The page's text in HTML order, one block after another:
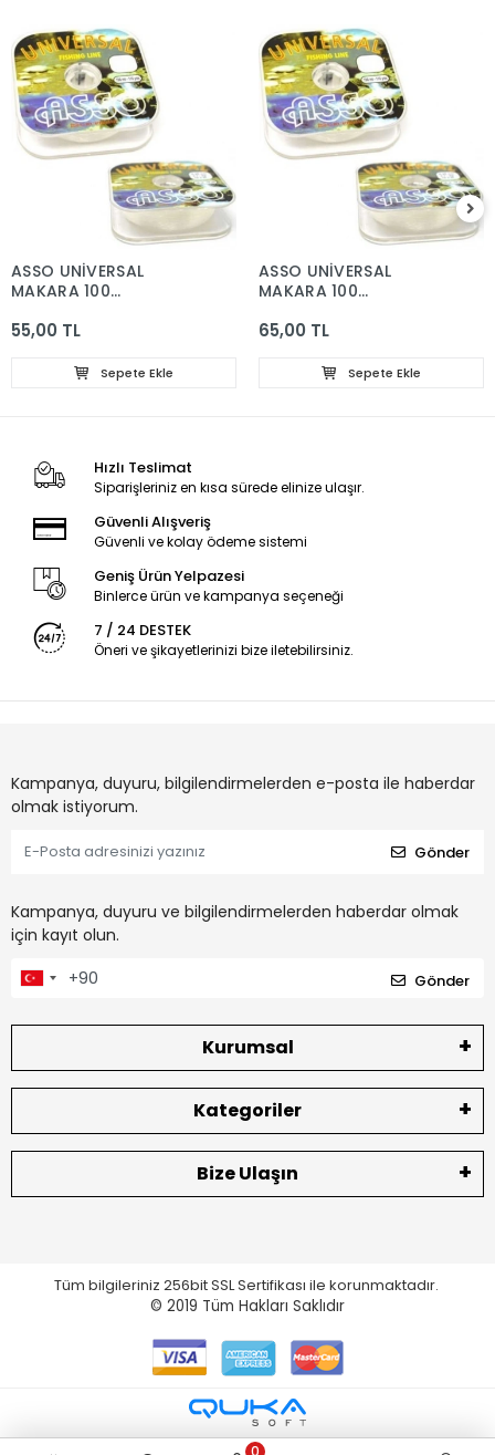
ASSO UNİVERSAL
MAKARA 100
55,00 TL
Sepete Ekle
ASSO UNİVERSAL
MAKARA 100
65,00 TL
Sepete Ekle
Hızlı Teslimat
Siparişleriniz en kısa sürede elinize ulaşır.
Güvenli Alışveriş
Güvenli ve kolay ödeme sistemi
Geniş Ürün Yelpazesi
Binlerce ürün ve kampanya seçeneği
7 / 24 DESTEK
Öneri ve şikayetlerinizi bize iletebilirsiniz.
Kampanya, duyuru, bilgilendirmelerden e-posta ile haberdar
olmak istiyorum.
Gönder
Kampanya, duyuru ve bilgilendirmelerden haberdar olmak
için kayıt olun.
Gönder
Kurumsal
Kategoriler
Bize Ulaşın
Tüm bilgileriniz 256bit SSL Sertifikası ile korunmaktadır.
© 2019 Tüm Hakları Saklıdır